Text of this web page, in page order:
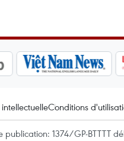
Conditions
publication: 1374/GP-BTTTT